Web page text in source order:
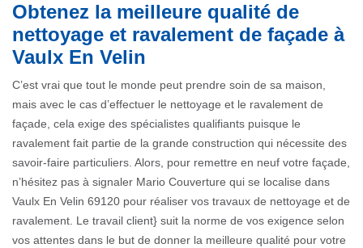
Obtenez la meilleure qualité de
nettoyage et ravalement de façade à
Vaulx En Velin
C’est vrai que tout le monde peut prendre soin de sa maison,
mais avec le cas d’effectuer le nettoyage et le ravalement de
façade, cela exige des spécialistes qualifiants puisque le
ravalement fait partie de la grande construction qui nécessite des
savoir-faire particuliers. Alors, pour remettre en neuf votre façade,
n’hésitez pas à signaler Mario Couverture qui se localise dans
Vaulx En Velin 69120 pour réaliser vos travaux de nettoyage et de
ravalement. Le travail client} suit la norme de vos exigence selon
vos attentes dans le but de donner la meilleure qualité pour votre